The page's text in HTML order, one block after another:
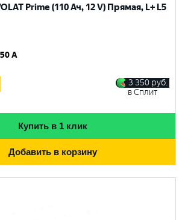
Prime (110 Ач, 12 V) Прямая, L+ L5
A
3 350 руб.
в Сплит
Купить в 1 клик
Добавить в корзину